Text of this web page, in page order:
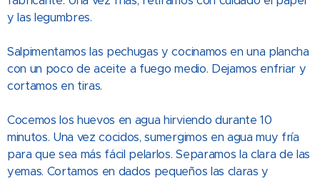
y las legumbres.
Salpimentamos las pechugas y cocinamos en una plancha
con un poco de aceite a fuego medio. Dejamos enfriar y
cortamos en tiras.
Cocemos los huevos en agua hirviendo durante 10
minutos. Una vez cocidos, sumergimos en agua muy fría
para que sea más fácil pelarlos. Separamos la clara de las
yemas. Cortamos en dados pequeños las claras y